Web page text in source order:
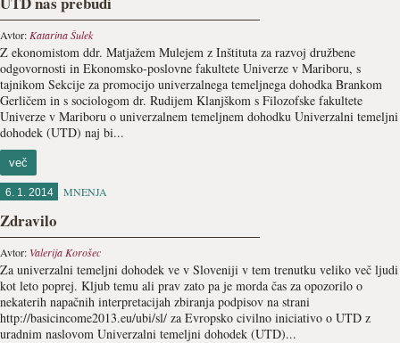
Avtor: Katarina Šulek
Z ekonomistom ddr. Matjažem Mulejem z Inštituta za razvoj družbene
odgovornosti in Ekonomsko-poslovne fakultete Univerze v Mariboru, s
tajnikom Sekcije za promocijo univerzalnega temeljnega dohodka Brankom
Gerličem in s sociologom dr. Rudijem Klanjškom s Filozofske fakultete
Univerze v Mariboru o univerzalnem temeljnem dohodku Univerzalni temeljni
dohodek (UTD) naj bi...
več
6. 1. 2014 MNENJA
Zdravilo
Avtor: Valerija Korošec
Za univerzalni temeljni dohodek ve v Sloveniji v tem trenutku veliko več ljudi
kot leto poprej. Kljub temu ali prav zato pa je morda čas za opozorilo o
nekaterih napačnih interpretacijah zbiranja podpisov na strani
http://basicincome2013.eu/ubi/sl/ za Evropsko civilno iniciativo o UTD z
uradnim naslovom Univerzalni temeljni dohodek (UTD)...